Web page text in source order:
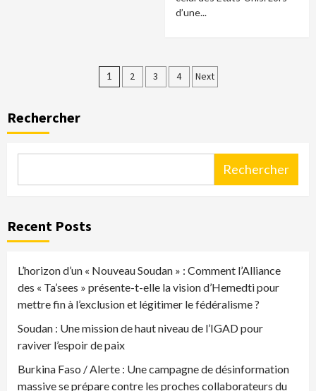
d’une...
Pagination
1 2 3 4 Next
Rechercher
Rechercher
Recent Posts
L’horizon d’un « Nouveau Soudan » : Comment l’Alliance
des « Ta’sees » présente-t-elle la vision d’Hemedti pour
mettre fin à l’exclusion et légitimer le fédéralisme ?
Soudan : Une mission de haut niveau de l’IGAD pour
raviver l’espoir de paix
Burkina Faso / Alerte : Une campagne de désinformation
massive se prépare contre les proches collaborateurs du